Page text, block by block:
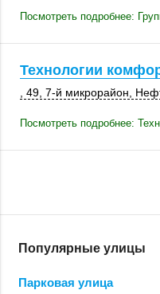
Посмотреть подробнее:
Технологии
, 49 7-й микрорайон
Посмотреть подробнее:
Популярные улицы
Парковая улица